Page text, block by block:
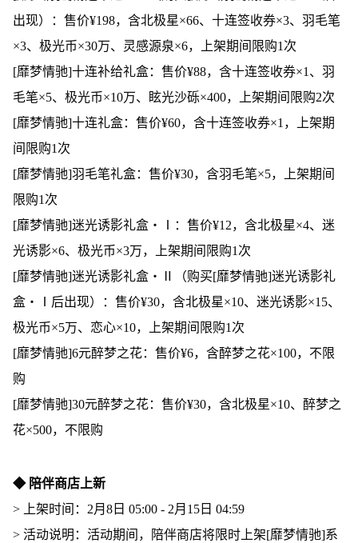
出现）：售价¥198，含北极星×66、十连签收券×3、羽毛笔
×3、极光币×30万、灵感源泉×6，上架期间限购1次
[靡梦情驰]十连补给礼盒：售价¥88，含十连签收券×1、羽
毛笔×5、极光币×10万、眩光沙砾×400，上架期间限购2次
[靡梦情驰]十连礼盒：售价¥60，含十连签收券×1，上架期
间限购1次
[靡梦情驰]羽毛笔礼盒：售价¥30，含羽毛笔×5，上架期间
限购1次
[靡梦情驰]迷光诱影礼盒・Ⅰ：售价¥12，含北极星×4、迷
光诱影×6、极光币×3万，上架期间限购1次
[靡梦情驰]迷光诱影礼盒・Ⅱ（购买[靡梦情驰]迷光诱影礼
盒・Ⅰ后出现）：售价¥30，含北极星×10、迷光诱影×15、
极光币×5万、恋心×10，上架期间限购1次
[靡梦情驰]6元醉梦之花：售价¥6，含醉梦之花×100，不限
购
[靡梦情驰]30元醉梦之花：售价¥30，含北极星×10、醉梦之
花×500，不限购
◆ 陪伴商店上新
> 上架时间：2月8日 05:00 - 2月15日 04:59
> 活动说明：活动期间，陪伴商店将限时上架[靡梦情驰]系